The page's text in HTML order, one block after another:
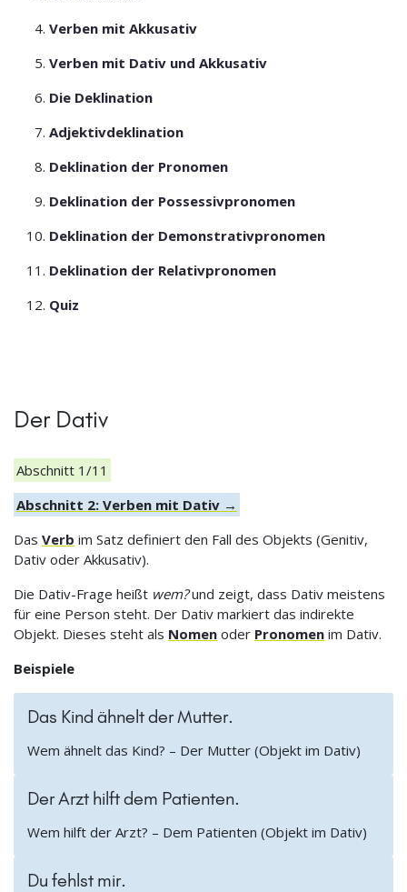
Verben mit Akkusativ
Verben mit Dativ und Akkusativ
Die Deklination
Adjektivdeklination
Deklination der Pronomen
Deklination der Possessivpronomen
Deklination der Demonstrativpronomen
Deklination der Relativpronomen
Quiz
Der Dativ
Abschnitt 1/11
Abschnitt 2: Verben mit Dativ →
Das Verb im Satz definiert den Fall des Objekts (Genitiv,
Dativ oder Akkusativ).
Die Dativ-Frage heißt wem?und zeigt, dass Dativ meistens
für eine Person steht. Der Dativ markiert das indirekte
Objekt. Dieses steht als Nomen oder Pronomen im Dativ.
Beispiele
Das Kind ähnelt der Mutter.
Wem ähnelt das Kind? – Der Mutter (Objekt im Dativ)
Der Arzt hilft dem Patienten.
Wem hilft der Arzt? – Dem Patienten (Objekt im Dativ)
Du fehlst mir.